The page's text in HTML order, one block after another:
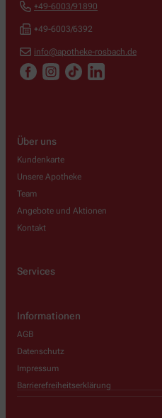
+49-6003/91890
+49-6003/6392
info@apotheke-rosbach.de
Über uns
Kundenkarte
Unsere Apotheke
Team
Angebote und Aktionen
Kontakt
Services
Informationen
AGB
Datenschutz
Impressum
Barrierefreiheitserklärung